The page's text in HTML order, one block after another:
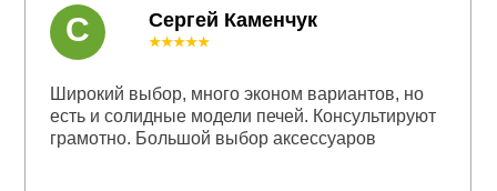
Сергей Каменчук
★★★★★
Широкий выбор, много эконом вариантов, но
есть и солидные модели печей. Консультируют
грамотно. Большой выбор аксессуаров
С